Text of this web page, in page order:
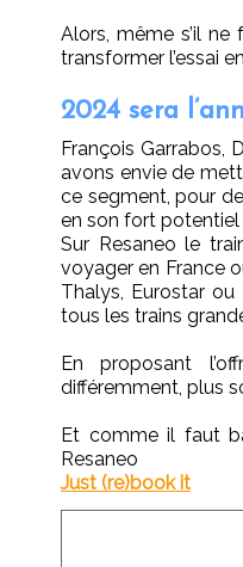
Alors, même s’il
transformer l’essai
2024 sera
François Garrabos,
avons envie de
ce segment, pour
en son fort
Sur Resaneo le
voyager en France
Thalys, Eurostar
tous les trains
En proposant
différemment, plus
Et comme il faut
Resaneo
Just (re)book it